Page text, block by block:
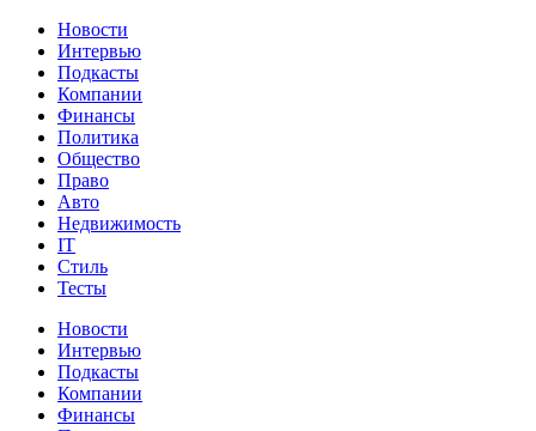
Новости
Интервью
Подкасты
Компании
Финансы
Политика
Общество
Право
Авто
Недвижимость
IT
Стиль
Тесты
Новости
Интервью
Подкасты
Компании
Финансы